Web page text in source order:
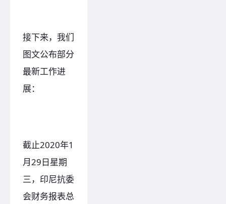
接下来，我们
图文公布部分
最新工作进
展：
截止2020年1
月29日星期
三，印尼抗委
会财务报表总